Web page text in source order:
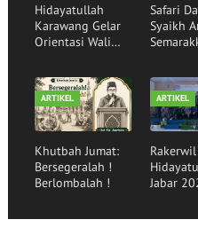
Hidayatullah
Karawang Gelar
Orientasi Wali
Mewujudkan
Generasi Qurani
Safari
Syaikh
Garut
ARTIKEL
Khutbah Jumat:
Bersegeralah !
Berlombalah !
ARTIKEL
Jabar